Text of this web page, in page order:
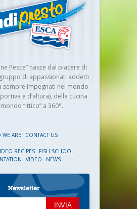
Pesce” nasce dal piacere di
di appassionati addetti
sempre impegnati nel mondo
e d’altura), della cucina
“ittico” a 360°.
WE ARE CONTACT US
RECIPES
FISH SCHOOL
VIDEO NEWS
Newsletter